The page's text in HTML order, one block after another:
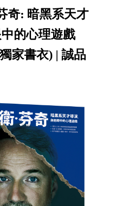
奇: 暗黑系天才
的心理遊戲
家書衣) | 誠品